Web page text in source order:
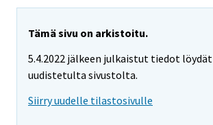
Tämä sivu on arkistoitu.
5.4.2022 jälkeen julkaistut tiedot löydät
uudistetulta sivustolta.
Siirry uudelle tilastosivulle